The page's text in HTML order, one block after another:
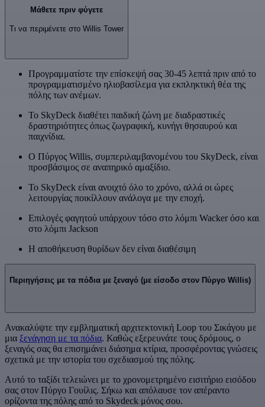
Μάθετε πριν φύγετε
Τι να περιμένετε στο Willis Tower
Προγραμματίστε την επίσκεψή σας 30-45 λεπτά πριν από το
προγραμματισμένο ηλιοβασίλεμα για εκπληκτική θέα της
πόλης των ανέμων.
Το SkyDeck διαθέτει παιδική ζώνη με διαδραστικές
δραστηριότητες όπως ζωγραφική, κυνήγι θησαυρού και
παιχνίδια.
Ο Πύργος Willis, συμπεριλαμβανομένου του SkyDeck, είναι
προσβάσιμος σε αναπηρικό αμαξίδιο.
Το SkyDeck είναι ανοιχτό όλο το χρόνο, αλλά οι ώρες
λειτουργίας ποικίλλουν ανάλογα με την εποχή.
Επιλογές φαγητού υπάρχουν τόσο στο λόμπι Wacker όσο και
στο λόμπι Jackson
Η αποθήκευση θυρίδων δεν είναι διαθέσιμη
Περιηγήσεις με τα πόδια με ξεναγό (με είσοδο στον Πύργο Willis)
Ανακαλύψτε την εμβληματική αρχιτεκτονική Loop του Σικάγου με
μια ξενάγηση με τα πόδια. Καθώς εξερευνάτε τους δρόμους, ο
ξεναγός σας θα επισημάνει διάσημα κτίρια, προσφέροντας γνώσεις
σχετικά με την ιστορία του σχεδιασμού της πόλης.
Αυτό το ταξίδι τελειώνει με το χρονομετρημένο εισιτήριο εισόδου
σας στον Πύργο Γουίλις. Σήκω και απόλαυσε τον απέραντο
ορίζοντα της πόλης από το Skydeck μόνος σου.